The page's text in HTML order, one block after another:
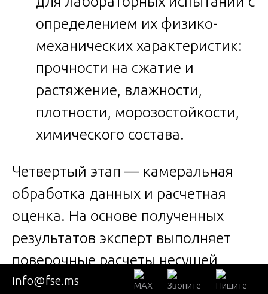
определением их физико-
механических характеристик:
прочности на сжатие и
растяжение, влажности,
плотности, морозостойкости,
химического состава.
Четвертый этап — камеральная
обработка данных и расчетная
оценка. На основе полученных
результатов эксперт выполняет
поверочные расчеты несущей
способности конструкций с учетом
info@fse.ms